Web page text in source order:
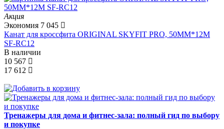
Акция
Экономия 7 045
Канат для кроссфита ORIGINAL SKYFIT PRO, 50MM*12M
SF-RС12
В наличии
10 567
17 612
Тренажеры для дома и фитнес-зала: полный гид по выбору
и покупке